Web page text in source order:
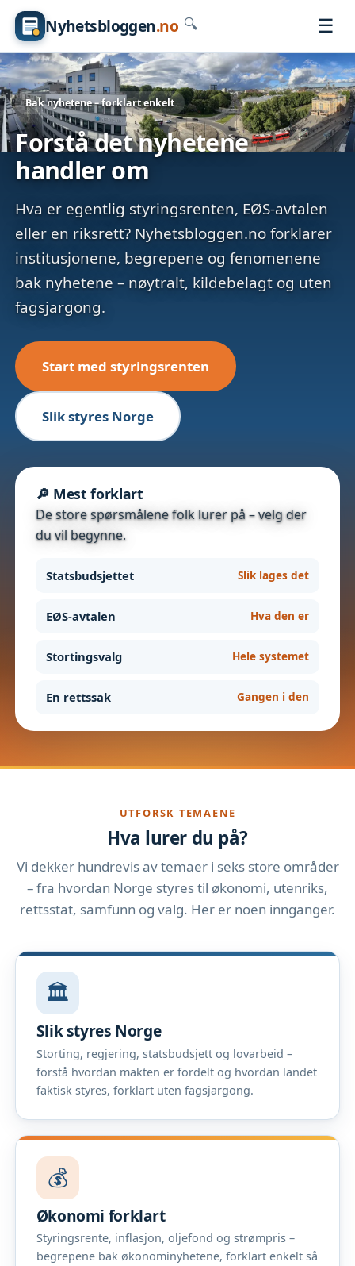
Nyhetsbloggen.no 🔍 ☰
Bak nyhetene – forklart enkelt
Forstå det nyhetene
handler om
Hva er egentlig styringsrenten, EØS-avtalen
eller en riksrett? Nyhetsbloggen.no forklarer
institusjonene, begrepene og fenomenene
bak nyhetene – nøytralt, kildebelagt og uten
fagsjargong.
Start med styringsrenten
Slik styres Norge
🔎 Mest forklart
De store spørsmålene folk lurer på – velg der
du vil begynne.
Statsbudsjettet Slik lages det
EØS-avtalen Hva den er
Stortingsvalg Hele systemet
En rettssak Gangen i den
UTFORSK TEMAENE
Hva lurer du på?
Vi dekker hundrevis av temaer i seks store områder
– fra hvordan Norge styres til økonomi, utenriks,
rettsstat, samfunn og valg. Her er noen innganger.
🏛️
Slik styres Norge
Storting, regjering, statsbudsjett og lovarbeid –
forstå hvordan makten er fordelt og hvordan landet
faktisk styres, forklart uten fagsjargong.
💰
Økonomi forklart
Styringsrente, inflasjon, oljefond og strømpris –
begrepene bak økonominyhetene, forklart enkelt så